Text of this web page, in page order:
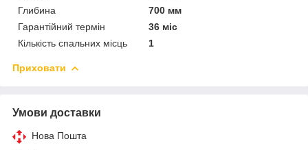
Глибина
700 мм
Гарантійний термін
36 міс
Кількість спальних місць
1
Приховати
Умови доставки
Нова Пошта